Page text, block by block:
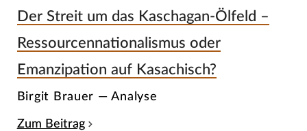
Der Streit um das Kaschagan-Ölfeld –
Ressourcennationalismus oder
Emanzipation auf Kasachisch?
Birgit Brauer — Analyse
Zum Beitrag